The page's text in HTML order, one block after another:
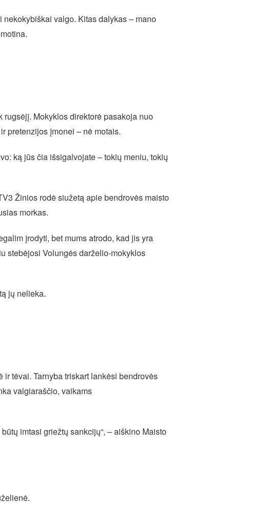
nekokybiškai valgo. Kitas dalykas – mano
rugsėjį. Mokyklos direktorė pasakoja nuo
pretenzijos įmonei – nė motais.
ką jūs čia išsigalvojate – tokių meniu, tokių
Žinios rodė siužetą apie bendrovės maisto
morkas.
įrodyti, bet mums atrodo, kad jis yra
stebėjosi Volungės darželio-mokyklos
jų nelieka.
tėvai. Tarnyba triskart lankėsi bendrovės
valgiaraščio, vaikams
imtasi griežtų sankcijų“, – aiškino Maisto